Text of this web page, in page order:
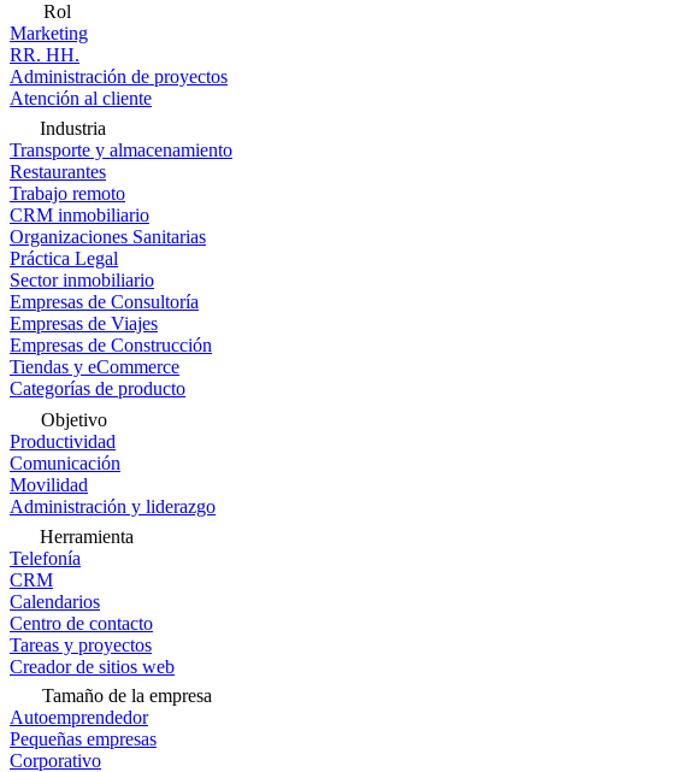
Rol
Marketing
RR. HH.
Administración de proyectos
Atención al cliente
Industria
Transporte y almacenamiento
Restaurantes
Trabajo remoto
CRM inmobiliario
Organizaciones Sanitarias
Práctica Legal
Sector inmobiliario
Empresas de Consultoría
Empresas de Viajes
Empresas de Construcción
Tiendas y eCommerce
Categorías de producto
Objetivo
Productividad
Comunicación
Movilidad
Administración y liderazgo
Herramienta
Telefonía
CRM
Calendarios
Centro de contacto
Tareas y proyectos
Creador de sitios web
Tamaño de la empresa
Autoemprendedor
Pequeñas empresas
Corporativo